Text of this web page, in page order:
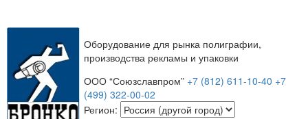
Оборудование для рынка полиграфии,
производства рекламы и упаковки
ООО “Союзславпром” +7 (812) 611-10-40 +7
(499) 322-00-02
Регион: